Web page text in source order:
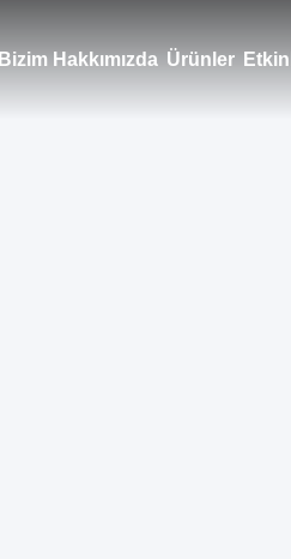
Bizim Hakkımızda Ürünler